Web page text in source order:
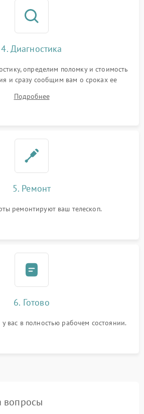
4. Диагностика
определим поломку и стоимость
и сразу сообщим вам о сроках ее
Подробнее
5. Ремонт
ремонтируют ваш телескоп.
6. Готово
вас в полностью рабочем состоянии.
вопросы